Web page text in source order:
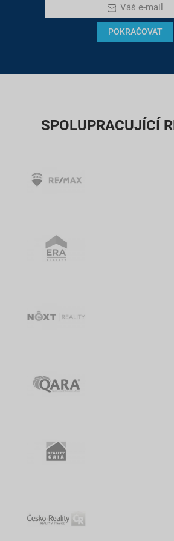
Váš e-mail
POKRAČOVAT
SPOLUPRACUJÍCÍ